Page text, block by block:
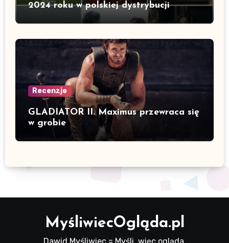
2024 roku w polskiej dystrybucji
Recenzje
GLADIATOR II. Maximus przewraca się
w grobie
MyśliwiecOgląda.pl